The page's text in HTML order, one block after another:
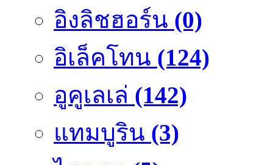
อิงลิชฮอร์น (0)
อิเล็คโทน (124)
อูคูเลเล่ (142)
แทมบูริน (3)